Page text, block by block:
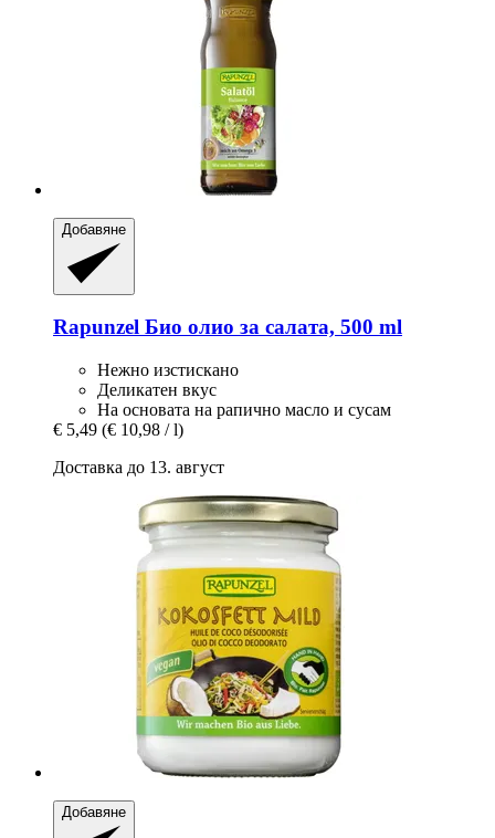
Добавяне
Rapunzel Био олио за салата, 500 ml
Нежно изстискано
Деликатен вкус
На основата на рапично масло и сусам
€ 5,49 (€ 10,98 / l)
Доставка до 13. август
Добавяне